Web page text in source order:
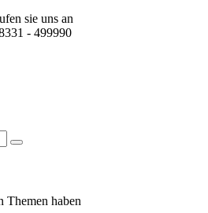
sie uns an
- 499990
Themen haben